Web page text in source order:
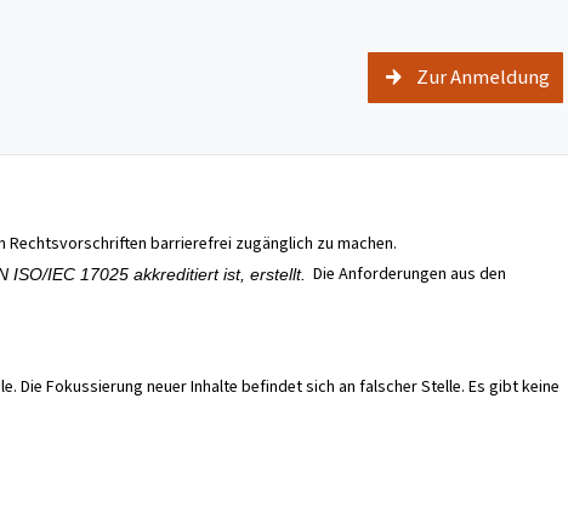
Zur Anmeldung
Rechtsvorschriften barrierefrei zugänglich zu machen.
IEC 17025 akkreditiert ist, erstellt. Die Anforderungen aus den
Die Fokussierung neuer Inhalte befindet sich an falscher Stelle. Es gibt keine